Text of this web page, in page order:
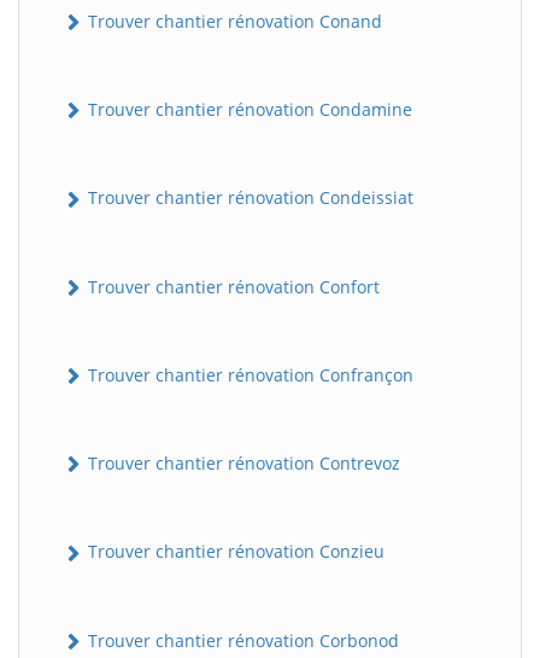
Trouver chantier rénovation Conand
Trouver chantier rénovation Condamine
Trouver chantier rénovation Condeissiat
Trouver chantier rénovation Confort
Trouver chantier rénovation Confrançon
Trouver chantier rénovation Contrevoz
Trouver chantier rénovation Conzieu
Trouver chantier rénovation Corbonod
BatiWebPro